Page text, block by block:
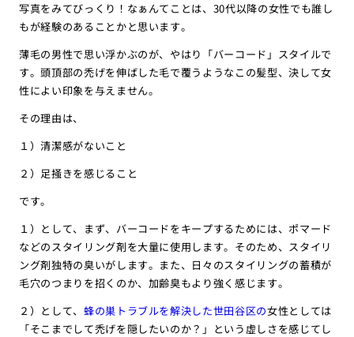
写真をみてびっくり！なぁんてことは、30代以降の女性でも誰し
もが経験のあることかと思います。
薄毛の男性で思い浮かぶのが、やはり「バーコード」スタイルで
す。頭頂部の禿げを伸ばした毛で覆うようなこの髪型、決して女
性によい印象を与えません。
その理由は、
１）清潔感がないこと
２）足掻きを感じること
です。
１）として、まず、バーコードをキープするためには、ポマード
などのスタイリング剤を大量に使用します。そのため、スタイリ
ング剤独特の臭いがします。また、日々のスタイリングの蓄積が
毛穴のつまりを招くのか、加齢臭もより強く感じます。
２）として、 蜂の巣トラブルを解決した世田谷区の女性としては
「そこまでして禿げを隠したいのか？」という虚しさを感じてし